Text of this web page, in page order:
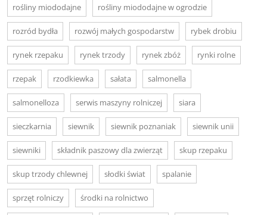
rośliny miododajne rośliny miododajne w ogrodzie
rozród bydła rozwój małych gospodarstw rybek drobiu
rynek rzepaku rynek trzody rynek zbóż rynki rolne
rzepak rzodkiewka sałata salmonella
salmonelloza serwis maszyny rolniczej siara
sieczkarnia siewnik siewnik poznaniak siewnik unii
siewniki składnik paszowy dla zwierząt skup rzepaku
skup trzody chlewnej słodki świat spalanie
sprzęt rolniczy środki na rolnictwo